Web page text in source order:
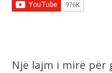
Një lajm i mirë për